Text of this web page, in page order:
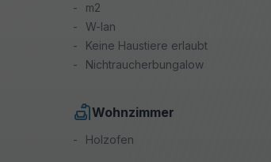
m2
W-lan
Keine Haustiere erlaubt
Nichtraucherbungalow
Wohnzimmer
Holzofen